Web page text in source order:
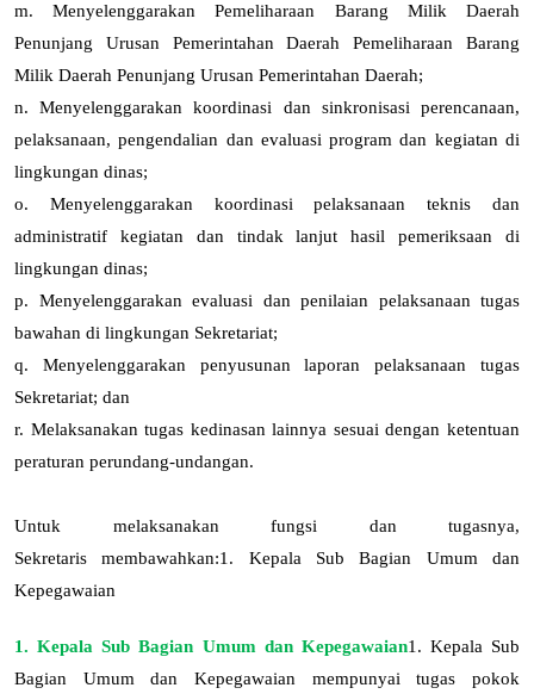
m.Menyelenggarakan Pemeliharaan Barang Milik Daerah
Penunjang Urusan Pemerintahan Daerah Pemeliharaan Barang
Milik Daerah Penunjang Urusan Pemerintahan Daerah;
n.Menyelenggarakan koordinasi dan sinkronisasi perencanaan,
pelaksanaan, pengendalian dan evaluasi program dan kegiatan di
lingkungan dinas;
o. Menyelenggarakan koordinasi pelaksanaan teknis dan
administratif kegiatan dan tindak lanjut hasil pemeriksaan di
lingkungan dinas;
p. Menyelenggarakan evaluasi dan penilaian pelaksanaan tugas
bawahan di lingkungan Sekretariat;
q. Menyelenggarakan penyusunan laporan pelaksanaan tugas
Sekretariat; dan
r. Melaksanakan tugas kedinasan lainnya sesuai dengan ketentuan
peraturan perundang-undangan.
Untuk melaksanakan fungsi dan tugasnya,
Sekretaris membawahkan:1. Kepala Sub Bagian Umum dan
Kepegawaian
1. Kepala Sub Bagian Umum dan Kepegawaian1. Kepala Sub
Bagian Umum dan Kepegawaian mempunyai tugas pokok